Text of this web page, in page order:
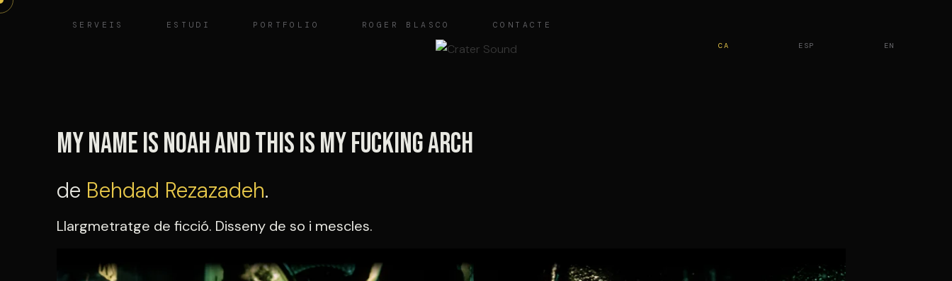
Vés
SERVEIS ESTUDI PORTFOLIO ROGER BLASCO CONTACTE
CA ESP EN
My name is NOAH and This is my fucking Arch
de Behdad Rezazadeh.
Llargmetratge de ficció. Disseny de so i mescles.